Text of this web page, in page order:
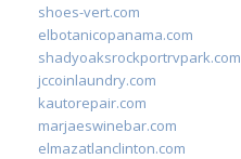
shoes-vert.com
elbotanicopanama.com
shadyoaksrockportrvpark.com
jccoinlaundry.com
kautorepair.com
marjaeswinebar.com
elmazatlanclinton.com